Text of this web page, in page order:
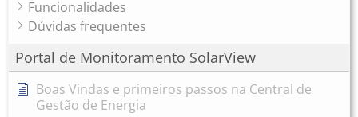
Funcionalidades
Dúvidas frequentes
Portal de Monitoramento SolarView
Boas Vindas e primeiros passos na Central de
Gestão de Energia